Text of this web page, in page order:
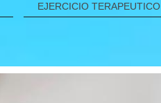
EJERCICIO TERAPEUTICO